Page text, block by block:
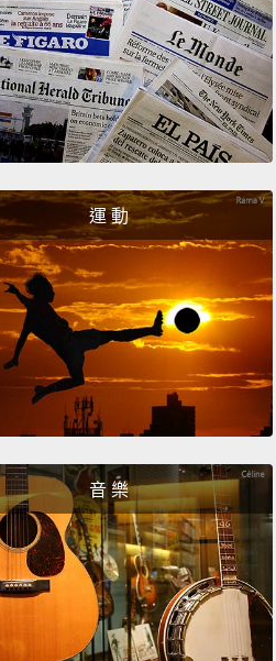
今天讓我們用線條
Hairy
多毛的
平滑的
Pointy
有尖頭的
黏糊糊的
起伏不平的
Rough
粗糙的
Slippery
運 動
音 樂